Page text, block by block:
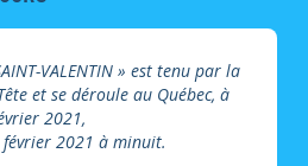
VALENTIN » est tenu par la
et se déroule au Québec, à
2021,
février 2021 à minuit.